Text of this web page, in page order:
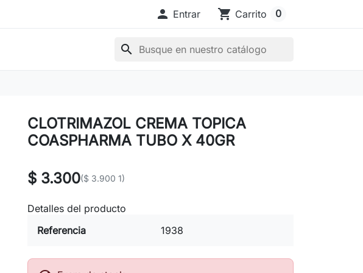
 Entrar shopping_cart Carrito 0
search
CLOTRIMAZOL CREMA TOPICA
COASPHARMA TUBO X 40GR
$ 3.300($ 3.900 1)
Detalles del producto
Referencia
1938